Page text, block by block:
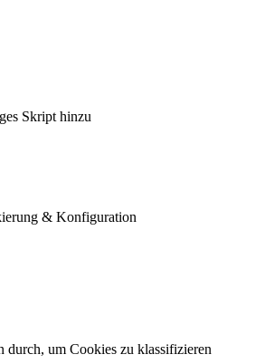
Skript hinzu
& Konfiguration
durch, um Cookies zu klassifizieren